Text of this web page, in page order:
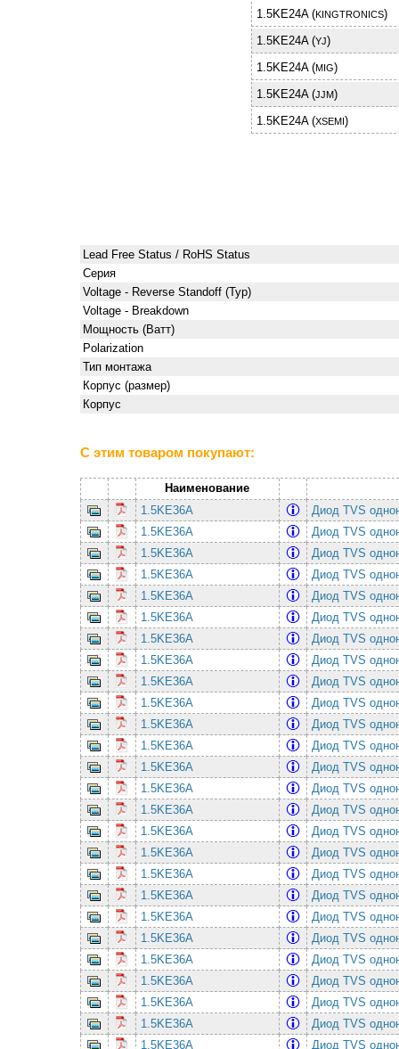
1.5KE24A (KINGTRONICS)
1.5KE24A (YJ)
1.5KE24A (MIG)
1.5KE24A (JJM)
1.5KE24A (XSEMI)
Lead Free Status / RoHS Status
Серия
Voltage - Reverse Standoff (Typ)
Voltage - Breakdown
Мощность (Ватт)
Polarization
Тип монтажа
Корпус (размер)
Корпус
С этим товаром покупают:
Наименование
1.5KE36A
Диод TVS
1.5KE36A
Диод TVS
1.5KE36A
Диод TVS
1.5KE36A
Диод TVS
1.5KE36A
Диод TVS
1.5KE36A
Диод TVS
1.5KE36A
Диод TVS
1.5KE36A
Диод TVS
1.5KE36A
Диод TVS
1.5KE36A
Диод TVS
1.5KE36A
Диод TVS
1.5KE36A
Диод TVS
1.5KE36A
Диод TVS
1.5KE36A
Диод TVS
1.5KE36A
Диод TVS
1.5KE36A
Диод TVS
1.5KE36A
Диод TVS
1.5KE36A
Диод TVS
1.5KE36A
Диод TVS
1.5KE36A
Диод TVS
1.5KE36A
Диод TVS
1.5KE36A
Диод TVS
1.5KE36A
Диод TVS
1.5KE36A
Диод TVS
1.5KE36A
Диод TVS
1.5KE36A
Диод TVS